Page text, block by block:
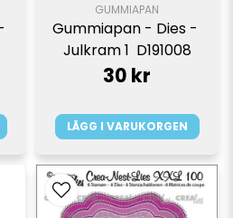
GUMMIAPAN
Gummiapan - Dies -
Julkram 1  D191008
30 kr
LÄGG I VARUKORGEN